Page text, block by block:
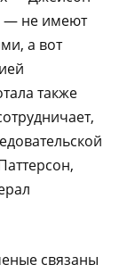
— не имеют
а вот
также
связаны